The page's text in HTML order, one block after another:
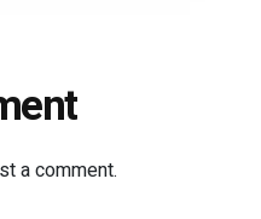
a comment.